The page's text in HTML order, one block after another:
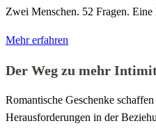
Zwei Menschen. 52 Fragen.
Mehr erfahren
Der Weg zu mehr
Romantische Geschenke
Herausforderungen in der